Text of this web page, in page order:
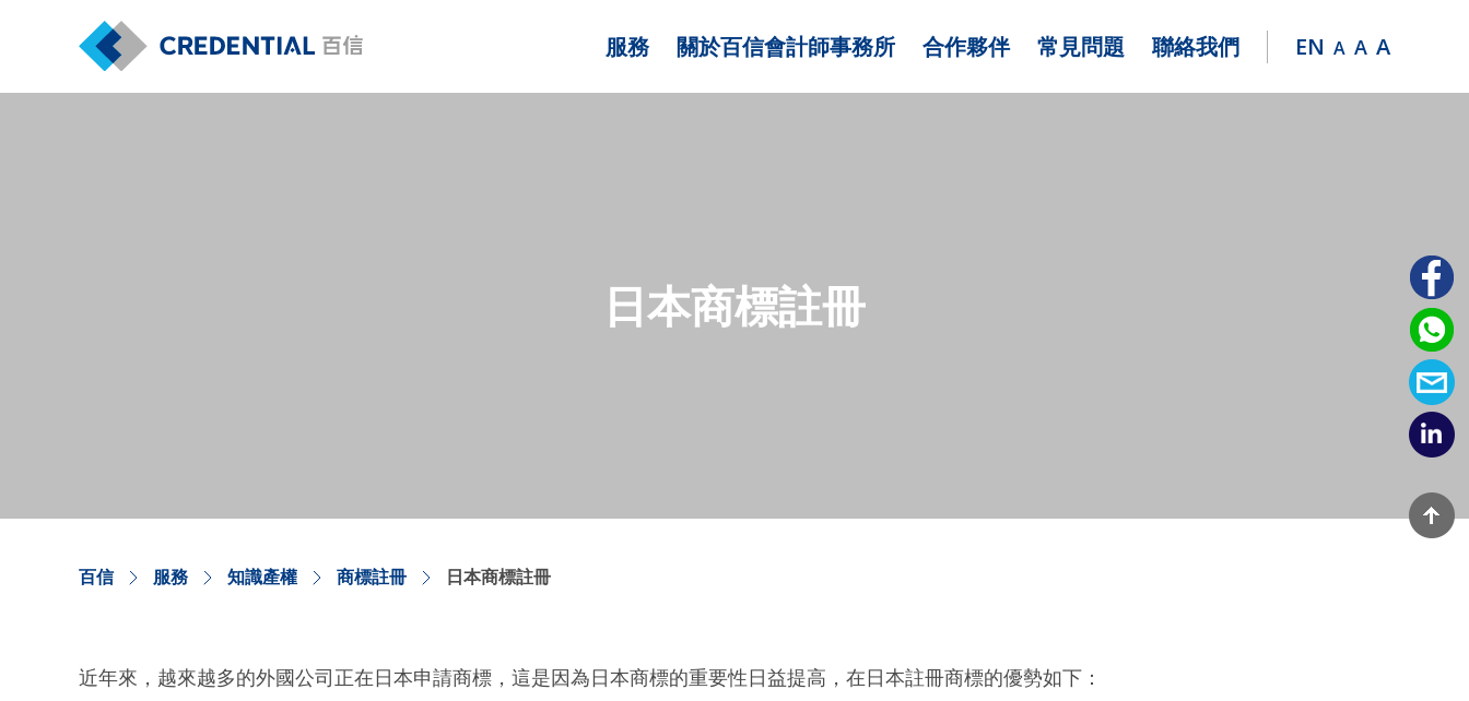
服務 關於百信會計師事務所 合作夥伴 常見問題 聯絡我們 EN A A A
日本商標註冊
百信 服務 知識產權 商標註冊 日本商標註冊
近年來，越來越多的外國公司正在日本申請商標，這是因為日本商標的重要性日益提高，在日本註冊商標的優勢如下：